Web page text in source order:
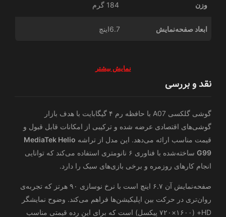
وزن 184 گرم
ابعاد صفحه‌نمایش 6.7اینچ
نمایش بیشتر
نقد و بررسی
گوشی گلکسی A07 با حافظه رم ۴ گیگابایت با هدف بازار
گوشی‌های اقتصادی عرضه شده و ترکیبی از امکانات قابل قبول و
قیمت مناسب ارائه می‌دهد. این مدل از تراشه MediaTek Helio
G99
ساخته‌شده با فناوری ۶ نانومتری استفاده می‌کند که توانایی
انجام کارهای روزمره و برخی بازی‌های سبک را دارد.
صفحه‌نمایش آن ۶.۷ اینچ است با نرخ نوسازی ۹۰ هرتز که تجربه‌ی
روان‌تری در حرکت بین اپلیکیشن‌ها فراهم می‌کند. وضوح نمایشگر
HD+ (۷۲۰×۱۶۰۰ پیکسل) است که برای این رده قیمتی مناسب